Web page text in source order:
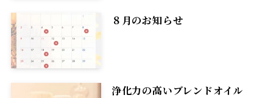
８月のお知らせ
浄化力の高いブレンドオイル